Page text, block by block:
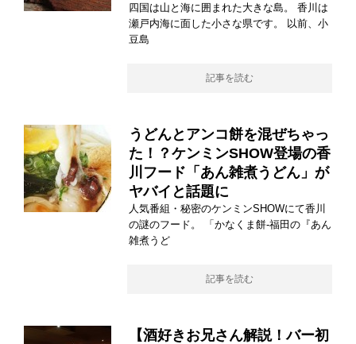
四国は山と海に囲まれた大きな島。 香川は
瀬戸内海に面した小さな県です。 以前、小
豆島
記事を読む
うどんとアンコ餅を混ぜちゃっ
た！？ケンミンSHOW登場の香
川フード「あん雑煮うどん」が
ヤバイと話題に
人気番組・秘密のケンミンSHOWにて香川
の謎のフード。 「かなくま餅-福田の『あん
雑煮うど
記事を読む
【酒好きお兄さん解説！バー初